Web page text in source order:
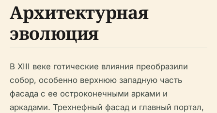
Архитектурная
эволюция
В XIII веке готические влияния преобразили
собор, особенно верхнюю западную часть
фасада с ее остроконечными арками и
аркадами. Трехнефный фасад и главный портал,